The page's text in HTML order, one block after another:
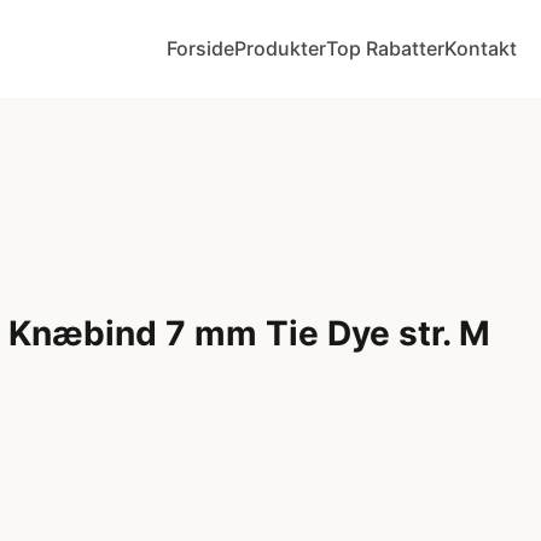
ForsideProdukterTop RabatterKontakt
Knæbind 7 mm Tie Dye str. M